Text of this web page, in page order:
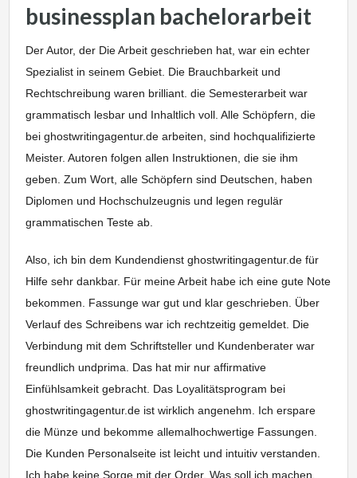
businessplan bachelorarbeit
Der Autor, der Die Arbeit geschrieben hat, war ein echter
Spezialist in seinem Gebiet. Die Brauchbarkeit und
Rechtschreibung waren brilliant. die Semesterarbeit war
grammatisch lesbar und Inhaltlich voll. Alle Schöpfern, die
bei ghostwritingagentur.de arbeiten, sind hochqualifizierte
Meister. Autoren folgen allen Instruktionen, die sie ihm
geben. Zum Wort, alle Schöpfern sind Deutschen, haben
Diplomen und Hochschulzeugnis und legen regulär
grammatischen Teste ab.
Also, ich bin dem Kundendienst ghostwritingagentur.de für
Hilfe sehr dankbar. Für meine Arbeit habe ich eine gute Note
bekommen. Fassunge war gut und klar geschrieben. Über
Verlauf des Schreibens war ich rechtzeitig gemeldet. Die
Verbindung mit dem Schriftsteller und Kundenberater war
freundlich undprima. Das hat mir nur affirmative
Einfühlsamkeit gebracht. Das Loyalitätsprogram bei
ghostwritingagentur.de ist wirklich angenehm. Ich erspare
die Münze und bekomme allemalhochwertige Fassungen.
Die Kunden Personalseite ist leicht und intuitiv verstanden.
Ich habe keine Sorge mit der Order. Was soll ich machen,